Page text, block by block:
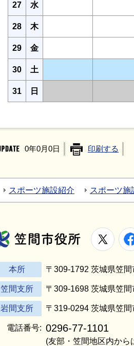
27 水
28 木
29 金
30 土
31 日
0年0月0日 印刷する
スポーツ施設紹介 スポーツ施
笠間市役所
X
本所 〒309-1792 茨城県笠
笠間支所 〒309-1698 茨城県笠
岩間支所 〒319-0294 茨城県笠
電話番号: 0296-77-1101
(友部・笠間地区内から